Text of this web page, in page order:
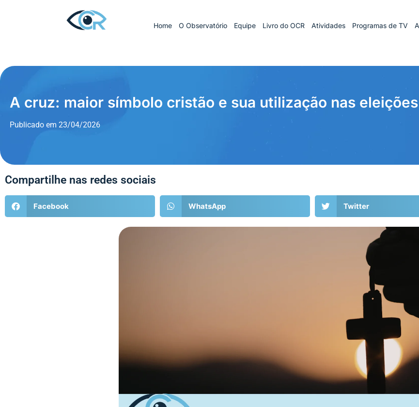
Home O Observatório Equipe Livro do OCR Atividades Programas de TV
A cruz: maior símbolo cristão e sua utilização nas
Publicado em 23/04/2026
Compartilhe nas redes sociais
Facebook WhatsApp Twitter